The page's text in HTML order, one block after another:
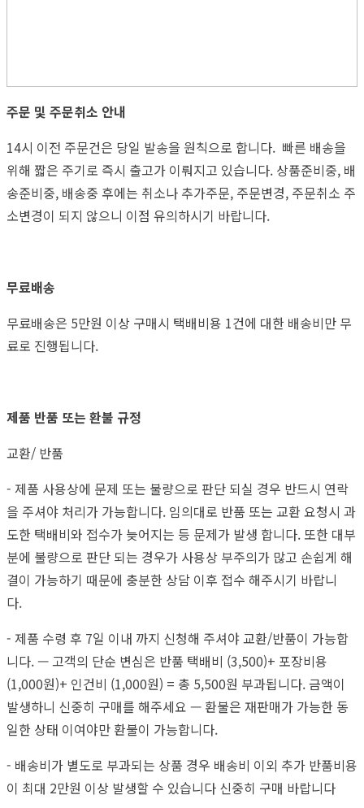
주문 및 주문취소 안내
14시 이전 주문건은 당일 발송을 원칙으로 합니다. 빠른 배송을
위해 짧은 주기로 즉시 출고가 이뤄지고 있습니다. 상품준비중, 배
송준비중, 배송중 후에는 취소나 추가주문, 주문변경, 주문취소 주
소변경이 되지 않으니 이점 유의하시기 바랍니다.
무료배송
무료배송은 5만원 이상 구매시 택배비용 1건에 대한 배송비만 무
료로 진행됩니다.
제품 반품 또는 환불 규정
교환/ 반품
- 제품 사용상에 문제 또는 불량으로 판단 되실 경우 반드시 연락
을 주셔야 처리가 가능합니다. 임의대로 반품 또는 교환 요청시 과
도한 택배비와 접수가 늦어지는 등 문제가 발생 합니다. 또한 대부
분에 불량으로 판단 되는 경우가 사용상 부주의가 많고 손쉽게 해
결이 가능하기 때문에 충분한 상담 이후 접수 해주시기 바랍니
다.
- 제품 수령 후 7일 이내 까지 신청해 주셔야 교환/반품이 가능합
니다. — 고객의 단순 변심은 반품 택배비 (3,500)+ 포장비용
(1,000원)+ 인건비 (1,000원) = 총 5,500원 부과됩니다. 금액이
발생하니 신중히 구매를 해주세요 — 환불은 재판매가 가능한 동
일한 상태 이여야만 환불이 가능합니다.
- 배송비가 별도로 부과되는 상품 경우 배송비 이외 추가 반품비용
이 최대 2만원 이상 발생할 수 있습니다 신중히 구매 바랍니다